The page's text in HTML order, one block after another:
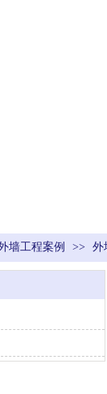
墙工程案例 >> 外